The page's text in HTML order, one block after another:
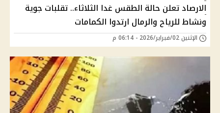
الارصاد تعلن حالة الطقس غدا الثلاثاء.. تقلبات جوية
ونشاط للرياح والرمال ارتدوا الكمامات
الإثنين 02/فبراير/2026 - 06:14 م